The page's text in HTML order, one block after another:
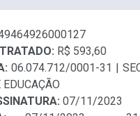
R$ 593,60
06.074.712/0001-31 |
07/11/2023